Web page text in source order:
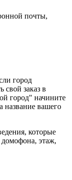
почты,
город
свой заказ в
город" начините
название вашего
которые
домофона, этаж,